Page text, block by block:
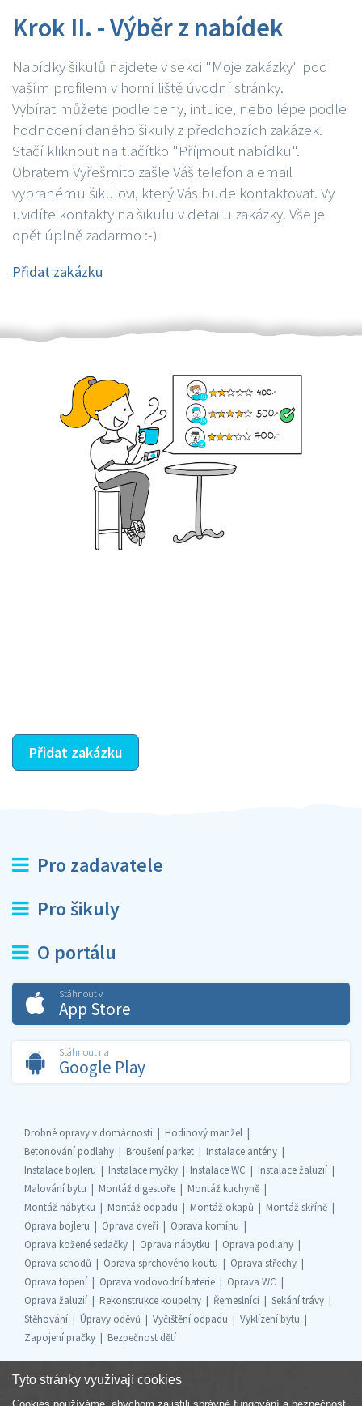
Krok II. - Výběr z nabídek
Nabídky šikulů najdete v sekci "Moje zakázky" pod
vaším profilem v horní liště úvodní stránky.
Vybírat můžete podle ceny, intuice, nebo lépe podle
hodnocení daného šikuly z předchozích zakázek.
Stačí kliknout na tlačítko "Příjmout nabídku".
Obratem Vyřešmito zašle Váš telefon a email
vybranému šikulovi, který Vás bude kontaktovat. Vy
uvidíte kontakty na šikulu v detailu zakázky. Vše je
opět úplně zadarmo :-)
Přidat zakázku
Přidat zakázku
Pro zadavatele
Pro šikuly
O portálu
Stáhnout v
App Store
Stáhnout na
Google Play
Drobné opravy v domácnosti
Hodinový manžel
Betonování podlahy
Broušení parket
Instalace antény
Instalace bojleru
Instalace myčky Instalace WC
Instalace žaluzií
Malování bytu
Montáž digestoře
Montáž kuchyně
Montáž nábytku
Montáž odpadu Montáž okapů
Montáž skříně
Oprava bojleru
Oprava dveří
Oprava komínu
Oprava kožené sedačky
Oprava nábytku
Oprava podlahy
Oprava schodů
Oprava sprchového koutu
Oprava střechy
Oprava topení
Oprava vodovodní baterie
Oprava WC
Oprava žaluzií
Rekonstrukce koupelny Řemeslníci
Sekání trávy
Stěhování
Úpravy oděvů Vyčištění odpadu
Vyklízení bytu
Zapojení pračky
Bezpečnost dětí
Tyto stránky využívají cookies